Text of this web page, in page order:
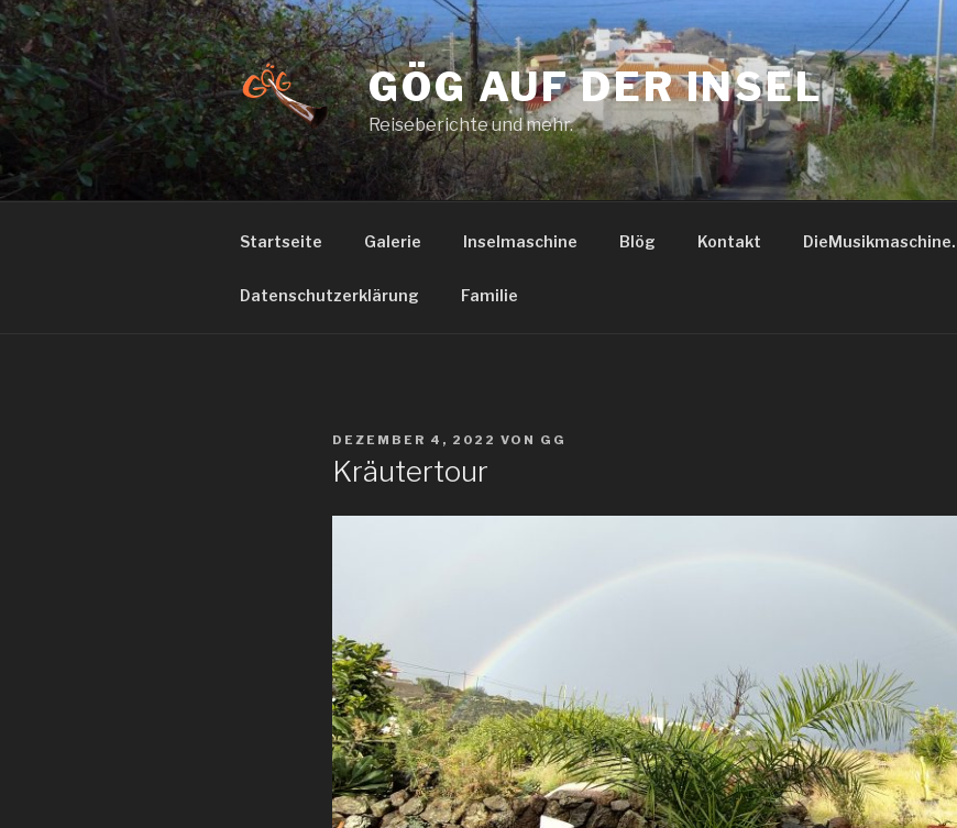
Zum
Inhalt
springen
GÖG AUF DER INSEL
Reiseberichte und mehr.
Startseite Galerie Inselmaschine Blög Kontakt
Datenschutzerklärung Familie
VERÖFFENTLICHT
DEZEMBER 4, 2022 VON GG
Kräutertour